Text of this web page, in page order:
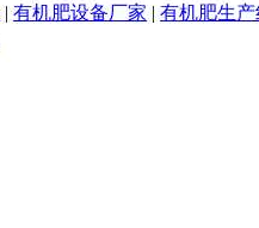
| 有机肥设备厂家 | 有机肥生产